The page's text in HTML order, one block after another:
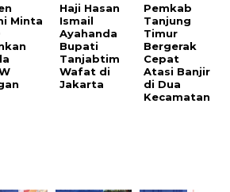
Minta
Haji Hasan
Ismail
Ayahanda
Bupati
Tanjabtim
Wafat di
Jakarta
Pemkab
Tanjung
Timur
Bergerak
Cepat
Atasi Banjir
di Dua
Kecamatan